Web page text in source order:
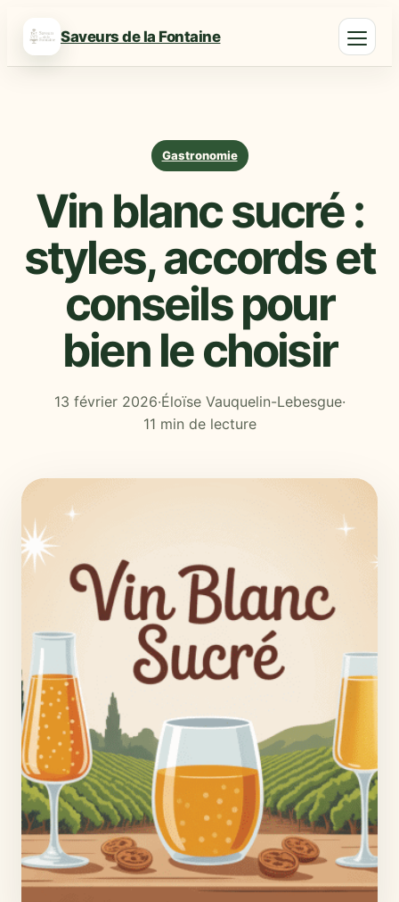
Saveurs de la Fontaine
Gastronomie
Vin blanc sucré :
styles, accords et
conseils pour
bien le choisir
13 février 2026·Éloïse Vauquelin-Lebesgue·
11 min de lecture